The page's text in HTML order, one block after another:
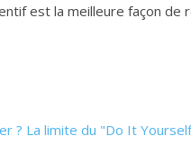
est la meilleure façon de
? La limite du "Do It